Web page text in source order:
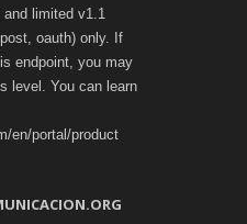
limited v1.1
oauth) only. If
endpoint, you may
level. You can learn
en/portal/product